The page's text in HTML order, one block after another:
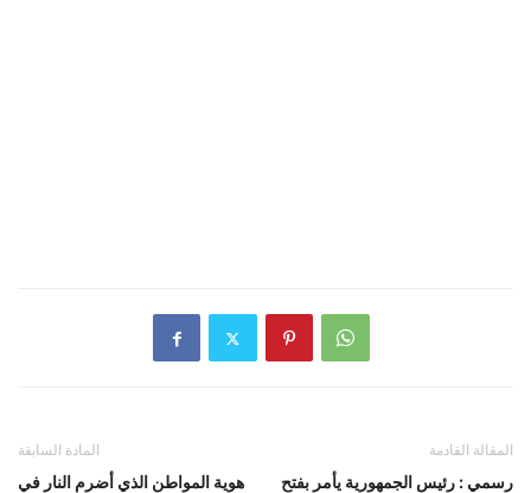
المادة السابقة
هوية المواطن الذي أضرم النار في
المقالة القادمة
رسمي : رئيس الجمهورية يأمر بفتح